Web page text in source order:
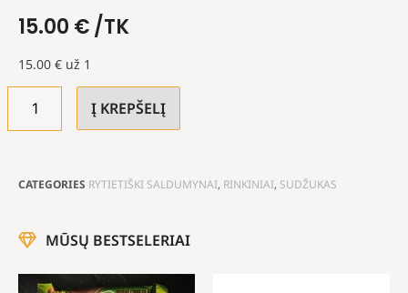
15.00 €/TK
15.00 € už 1
Į KREPŠELĮ
CATEGORIES RYTIETIŠKI SALDUMYNAI, RINKINIAI, SUDŽUKAS
MŪSŲ BESTSELERIAI